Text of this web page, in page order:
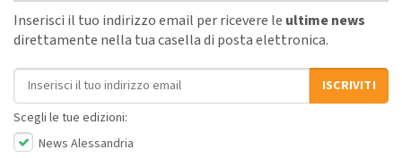
Inserisci il tuo indirizzo email per ricevere le ultime news
direttamente nella tua casella di posta elettronica.
Indirizzo email
ISCRIVITI
Scegli le tue edizioni:
News Alessandria